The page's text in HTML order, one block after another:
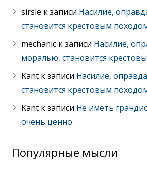
sirsle к записи Насилие,
становится крестовым
mechanic к записи Насилие,
моралью, становится
Kant к записи Насилие,
становится крестовым
Kant к записи Не иметь
очень ценно
Популярные мысли